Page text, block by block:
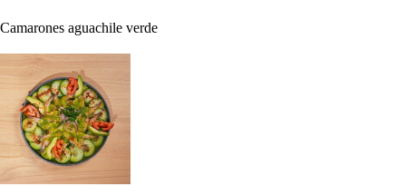
Camarones aguachile verde